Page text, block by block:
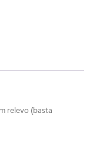
relevo (basta